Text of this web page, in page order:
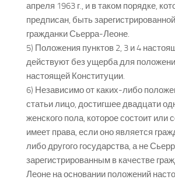
апреля 1963 г., и в таком порядке,
предписан, быть
гражданки Сьерра-Леоне.
5) Положения пунктов 2, 3 и 4
действуют без ущерба для
настоящей Конституции.
6) Независимо от каких-либо
статьи лицо, достигшее двадцати
женского пола, которое состоит или
имеет права, если оно является
либо другого государства, а не
зарегистрированным в качестве
Леоне на основании положений